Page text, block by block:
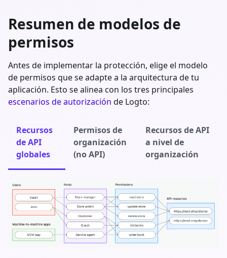
Resumen de modelos de
permisos
Antes de implementar la protección, elige el modelo
de permisos que se adapte a la arquitectura de tu
aplicación. Esto se alinea con los tres principales
escenarios de autorización de Logto:
Recursos
de API
globales
Permisos de
organización
(no API)
Recursos de API
a nivel de
organización